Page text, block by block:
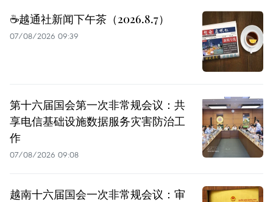
☕️越通社新闻下午茶（2026.8.7）
07/08/2026 09:39
第十六届国会第一次非常规会议：共
享电信基础设施数据服务灾害防治工
作
07/08/2026 09:08
越南十六届国会一次非常规会议：审